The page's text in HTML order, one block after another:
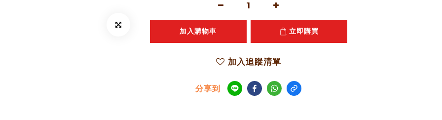
加入購物車 立即購買
加入追蹤清單
分享到